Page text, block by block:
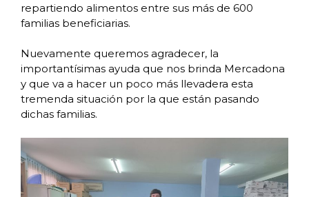
repartiendo alimentos entre sus más de 600
familias beneficiarias.
Nuevamente queremos agradecer, la
importantísimas ayuda que nos brinda Mercadona
y que va a hacer un poco más llevadera esta
tremenda situación por la que están pasando
dichas familias.